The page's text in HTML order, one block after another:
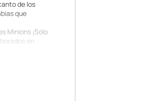
de los
que
Minions ¡Solo
en
toque